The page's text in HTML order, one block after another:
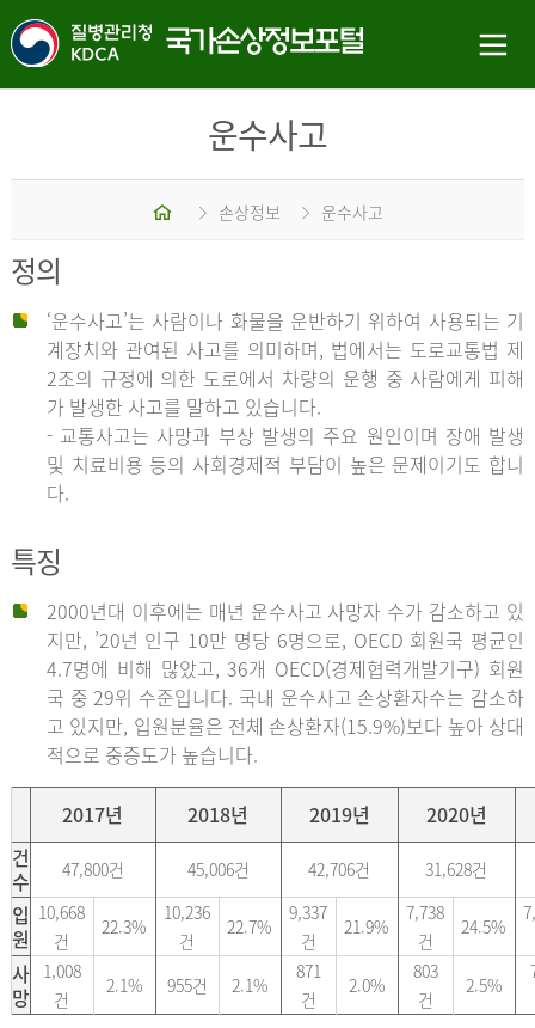
운수사고
홈 손상정보 운수사고
정의
‘운수사고’는 사람이나 화물을 운반하기 위하여 사용되는 기
계장치와 관여된 사고를 의미하며, 법에서는 도로교통법 제
2조의 규정에 의한 도로에서 차량의 운행 중 사람에게 피해
가 발생한 사고를 말하고 있습니다.
- 교통사고는 사망과 부상 발생의 주요 원인이며 장애 발생
및 치료비용 등의 사회경제적 부담이 높은 문제이기도 합니
다.
특징
2000년대 이후에는 매년 운수사고 사망자 수가 감소하고 있
지만, ’20년 인구 10만 명당 6명으로, OECD 회원국 평균인
4.7명에 비해 많았고, 36개 OECD(경제협력개발기구) 회원
국 중 29위 수준입니다. 국내 운수사고 손상환자수는 감소하
고 있지만, 입원분율은 전체 손상환자(15.9%)보다 높아 상대
적으로 중증도가 높습니다.
2017년 2018년 2019년
2020년
건
수
47,800건 45,006건 42,706건 31,628건
입
원
10,668
건
22.3%
10,236
건
22.7%
9,337
건
21.9%
7,738
건
24.5%
사
망
1,008
건
2.1% 955건 2.1%
871
건
2.0%
803
건
2.5%